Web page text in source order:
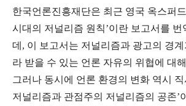
한국언론진흥재단은 최근 영국 옥스퍼
시대의 저널리즘 원칙’이란 보고서를 번
데, 이 보고서는 저널리즘과 광고의 경
라 받을 수 있는 언론 자유의 위협에 대
그러나 동시에 언론 환경의 변화 역시 직
저널리즘과 관점주의 저널리즘의 공존’